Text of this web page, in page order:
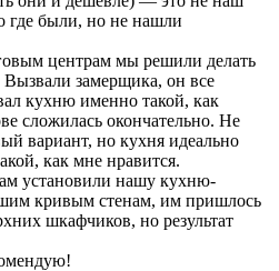
были, но не нашли
центрам мы решили делать
замерщика, он все
кухню именно такой, как
сложилась окончательно. Не
вариант, но кухня идеально
как мне нравится.
установили нашу кухню-
кривым стенам, им пришлось
шкафчиков, но результат